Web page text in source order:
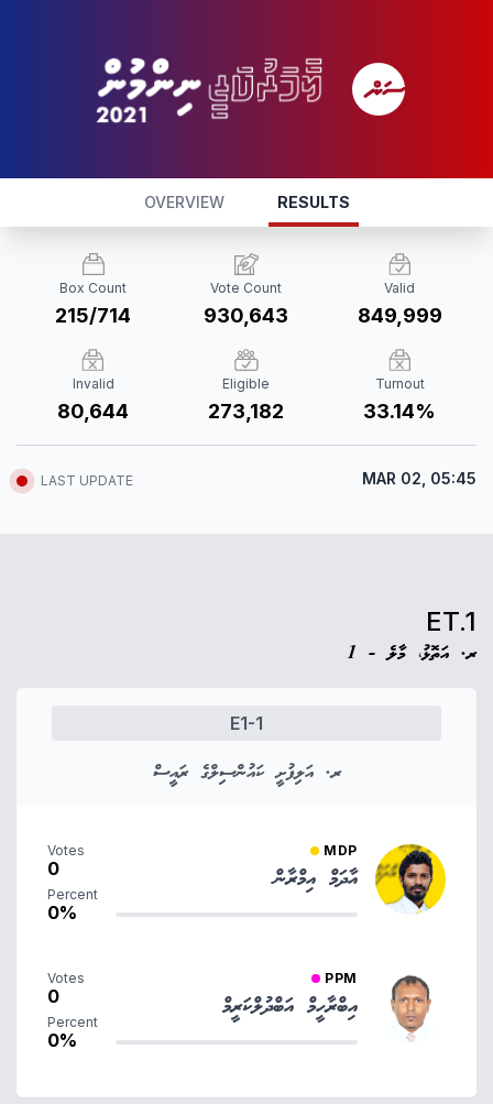
RESULTS
OVERVIEW
Box Count
215/714
Vote Count
930,643
Valid
849,999
Invalid
80,644
Eligible
273,182
Turnout
33.14%
LAST UPDATE MAR 02, 05:45
ET.1
ރ. އަތޮޅު، މާލެ - 1
E1-1
ރ. އަލިފުށީ ކައުންސިލްގެ ރައީސް
MDP
އާދަމް އިމްރާން
Votes
0
Percent
0%
PPM
އިބްރާހީމް އަބްދުލްކަރީމް
Votes
0
Percent
0%